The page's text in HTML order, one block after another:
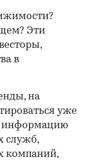
Эти
в
на
уже
информацию
служб,
компаний,